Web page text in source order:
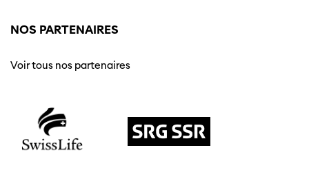
NOS PARTENAIRES
Voir tous nos partenaires